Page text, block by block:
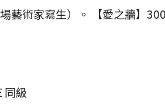
藝術家寫生）。 【愛之牆】
同級